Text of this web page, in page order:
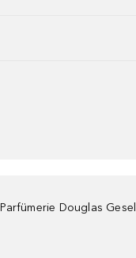
Parfümerie Douglas